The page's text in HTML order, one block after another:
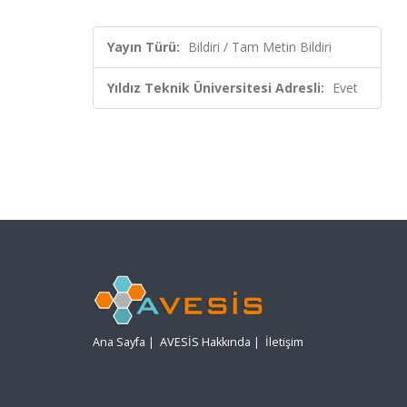
Yayın Türü: Bildiri / Tam Metin Bildiri
Yıldız Teknik Üniversitesi Adresli: Evet
Ana Sayfa | AVESİS Hakkında | İletişim